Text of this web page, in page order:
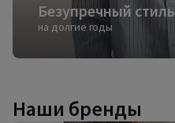
Безупречный стиль
на долгие годы
Наши бренды